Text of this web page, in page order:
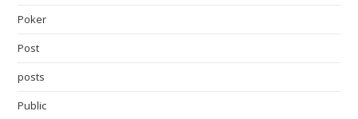
Poker
Post
posts
Public